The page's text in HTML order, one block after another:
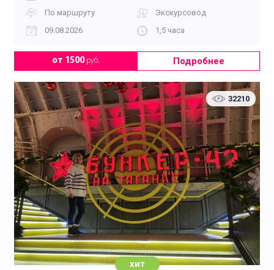
По маршруту
Экскурсовод
09.08.2026
1,5 часа
от 1500руб. Подробнее
32210
хит